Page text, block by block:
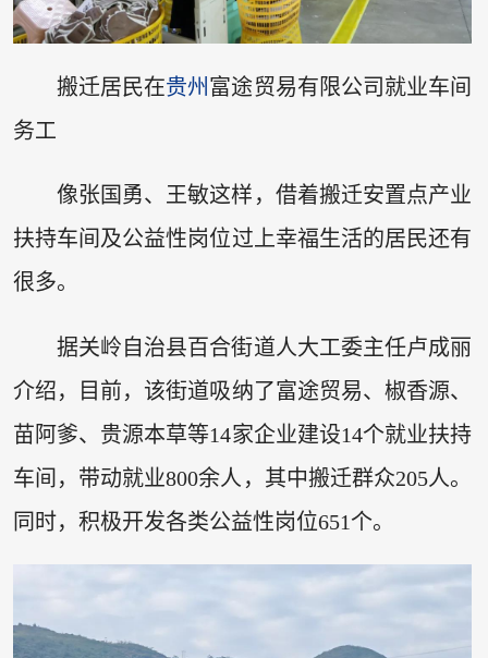
搬迁居民在贵州 富途贸易有限公司就业车间
务工
像张国勇、王敏这样，借着搬迁安置点产业
扶持车间及公益性岗位过上幸福生活的居民还有
很多。
据关岭自治县百合街道人大工委主任卢成丽
介绍，目前，该街道吸纳了富途贸易、椒香源、
苗阿爹、贵源本草等14家企业建设14个就业扶持
车间，带动就业800余人，其中搬迁群众205人。
同时，积极开发各类公益性岗位651个。